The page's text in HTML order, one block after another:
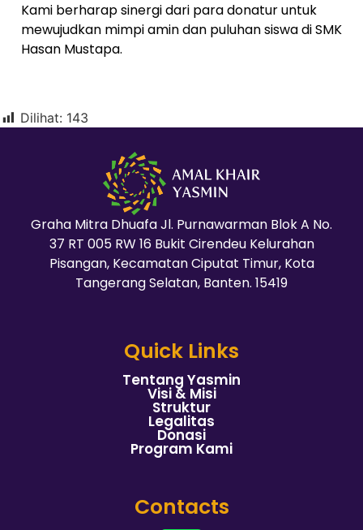
Kami berharap sinergi dari para donatur untuk
mewujudkan mimpi amin dan puluhan siswa di SMK
Hasan Mustapa.
Dilihat: 143
Graha Mitra Dhuafa Jl. Purnawarman Blok A No.
37 RT 005 RW 16 Bukit Cirendeu Kelurahan
Pisangan, Kecamatan Ciputat Timur, Kota
Tangerang Selatan, Banten. 15419
Quick Links
Tentang Yasmin
Visi & Misi
Struktur
Legalitas
Donasi
Program Kami
Contacts